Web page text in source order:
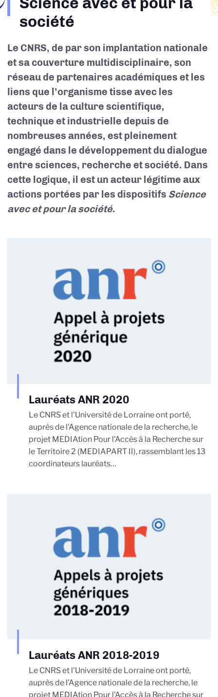
société
Le CNRS, de par son implantation nationale
et sa couverture multidisciplinaire, son
réseau de partenaires académiques et les
liens que l’organisme tisse avec les
acteurs de la culture scientifique,
technique et industrielle depuis de
nombreuses années, est pleinement
engagé dans le développement du dialogue
entre sciences, recherche et société. Dans
cette logique, il est un acteur légitime aux
actions portées par les dispositifs Science
avec et pour la société.
Lauréats ANR 2020
Le CNRS et l'Université de Lorraine ont porté,
auprès de l'Agence nationale de la recherche, le
projet MEDIAtion Pour l'Accès à la Recherche sur
le Territoire 2 (MEDIAPART II), rassemblant les 13
coordinateurs lauréats…
Lauréats ANR 2018-2019
Le CNRS et l'Université de Lorraine ont porté,
auprès de l'Agence nationale de la recherche, le
projet MEDIAtion Pour l'Accès à la Recherche sur